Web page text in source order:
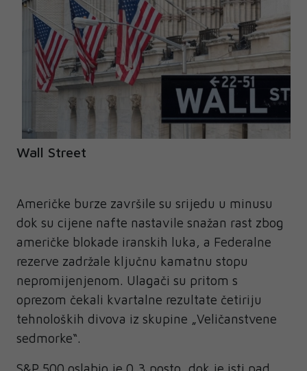
Wall Street
Američke burze završile su srijedu u minusu
dok su cijene nafte nastavile snažan rast zbog
američke blokade iranskih luka, a Federalne
rezerve zadržale ključnu kamatnu stopu
nepromijenjenom. Ulagači su pritom s
oprezom čekali kvartalne rezultate četiriju
tehnoloških divova iz skupine „Veličanstvene
sedmorke“.